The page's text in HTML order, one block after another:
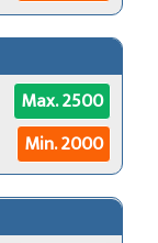
Max. 2500
Min. 2000